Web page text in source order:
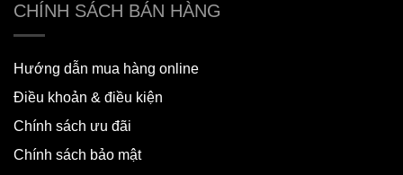
CHÍNH SÁCH BÁN HÀNG
Hướng dẫn mua hàng online
Điều khoản & điều kiện
Chính sách ưu đãi
Chính sách bảo mật